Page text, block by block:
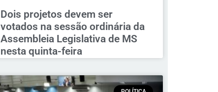
Dois projetos devem ser
votados na sessão ordinária da
Assembleia Legislativa de MS
nesta quinta-feira